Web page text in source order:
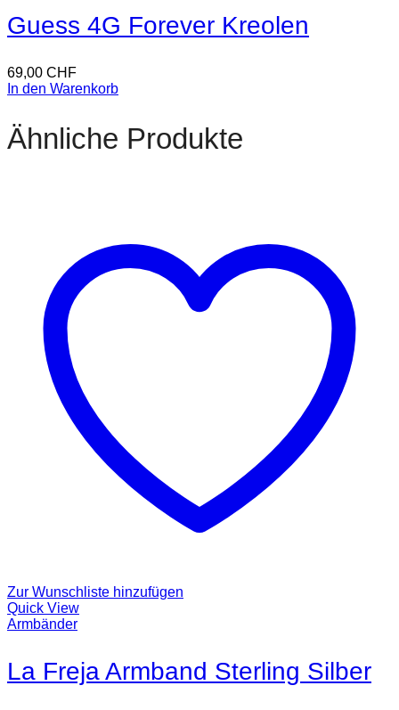
Guess 4G Forever Kreolen
69,00 CHF
In den Warenkorb
Ähnliche Produkte
Zur Wunschliste hinzufügen
Quick View
Armbänder
La Freja Armband Sterling Silber